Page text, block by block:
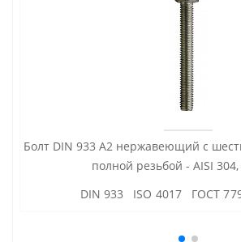
Болт DIN 933 А2 нержавеющий с
полной резьбой - AISI 304,
DIN 933 ISO 4017 ГОСТ